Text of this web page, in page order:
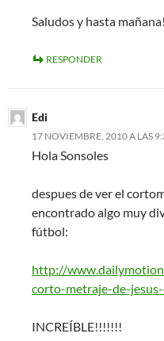
Saludos y hasta mañana!
RESPONDER
Edi
17 NOVIEMBRE, 2010 A LAS
Hola Sonsoles
despues de ver el
encontrado algo muy
fútbol:
http://
corto-metraje-de-
INCREÍBLE!!!!!!!